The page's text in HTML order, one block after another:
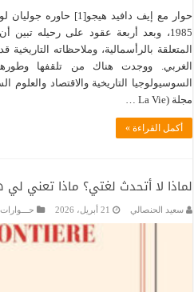
حوار مع إيف دافيد
1985، وبعد أربعة عقود على رحيله تبين
المتعلقة بالرأسمالية، وملاحظاته
الغربي. ووجدت هناك من تلقفها
السوسيولوجيا التاريخية والاقتصاد والعلوم
مجلة (La Vie …
أكمل القراءة »
لماذا لا أتحدث لغتي؟ ماذا تعني لي
سعيد الحنصالي 21 أبريل، 2026 حـــوارات